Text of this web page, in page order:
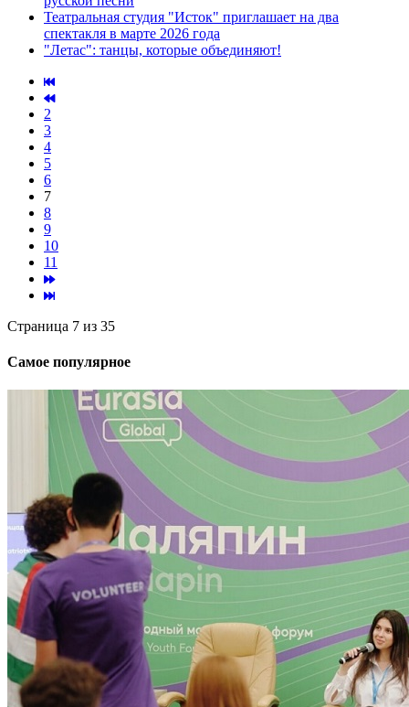
Театральная студия "Исток" приглашает на два
спектакля в марте 2026 года
"Летас": танцы, которые объединяют!
2
3
4
5
6
7
8
9
10
11
Страница 7 из 35
Самое популярное